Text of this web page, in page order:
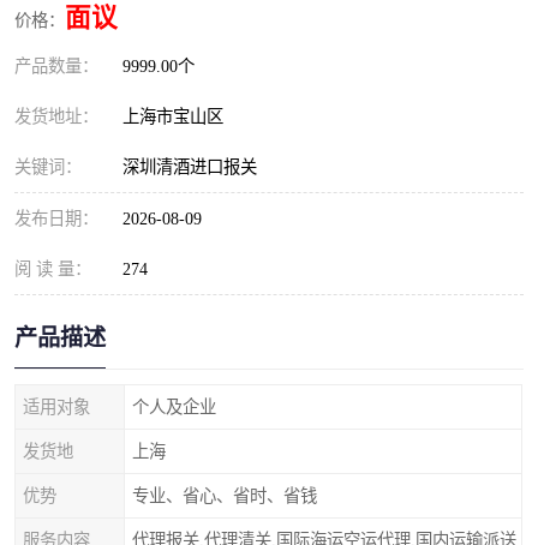
价格： 面议
产品数量： 9999.00个
发货地址： 上海市宝山区
关键词： 深圳清酒进口报关
发布日期： 2026-08-09
阅 读 量： 274
产品描述
适用对象 个人及企业
发货地 上海
优势 专业、省心、省时、省钱
服务内容 代理报关,代理清关,国际海运空运代理,国内运输派送